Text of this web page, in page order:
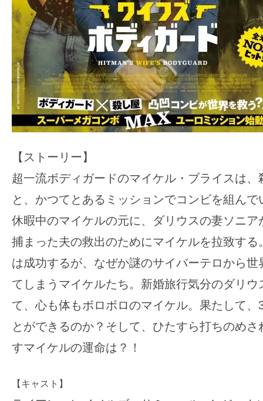
【ストーリー】
超⼀流ボディガードのマイケル・ブライスは、
と、かつてとあるミッションでコンビを組ん
休暇中のマイケルの元に、ダリウスの妻ソニア
捕まった夫の救出のためにマイケルを拉致する
は成功するが、なぜか謎のサイバーテロから
てしまうマイケルたち。新婚旅⾏気分のダリウ
て、心も体もボロボロのマイケル。果たして、
とができるのか？そして、ひたすら打ちのめ
すマイケルの運命は？！
【キャスト】